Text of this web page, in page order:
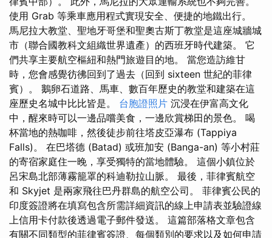
使用 Grab 等乘車應用程式實現安全、便捷的地鐵出行。
馬尼拉大教堂、聖地牙哥堡和聖奧古斯丁教堂是這座城牆城
市（聯合國教科文組織世界遺產）的西班牙時代建築。 它
們共享主要航空樞紐和熱門旅遊目的地。 當您造訪維甘
時，您會感覺彷彿回到了過去（回到 sixteen 世紀的菲律
賓）。 鵝卵石道路、馬車、數百年歷史的教堂和建築在這
座歷史名城中比比皆是。 台胞證照片 沉浸在伊富高文化
中，醒來時可以一邊品嚐美食，一邊欣賞梯田的景色。 喝
杯當地的熱咖啡，然後徒步前往塔皮亞瀑布 (Tappiya
Falls)。 在巴塔德 (Batad) 或班加安 (Banga-an) 等小村莊
的寄宿家庭住一晚，享受獨特的當地體驗。 這個小鎮位於
呂宋島北部薄霧籠罩的科迪勒拉山脈。 最後，菲律賓航空
和 Skyjet 是兩家飛往巴丹群島的航空公司。 菲律賓公民的
印度簽證將在填寫包含所需詳細資訊的線上申請表並驗證線
上信用卡付款後透過電子郵件發送。 這篇部落格文章包含
有關不同類型的菲律賓簽證、每個類別的要求以及如何申請